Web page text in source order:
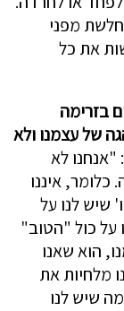
מפני
את כל
בזרימה
של עצמנו ולא
לא
כלומר, איננו
שיש לנו על
על כול "הטוב"
הוא שאנו
מלחיות את
שיש לנו